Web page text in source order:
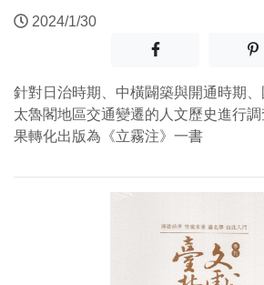
2024/1/30
分享至facebook(分
針對日治時期、中橫闢築與開通時期
太魯閣地區交通變遷的人文歷史進行
果轉化出版為《立霧注》一書